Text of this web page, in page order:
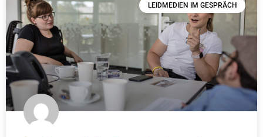
LEIDMEDIEN IM GESPRÄCH